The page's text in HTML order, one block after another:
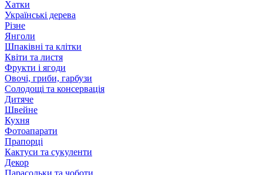
Хатки
Українські дерева
Різне
Янголи
Шпаківні та клітки
Квіти та листя
Фрукти і ягоди
Овочі, гриби, гарбузи
Солодощі та консервація
Дитяче
Швейне
Кухня
Фотоапарати
Прапорці
Кактуси та сукуленти
Декор